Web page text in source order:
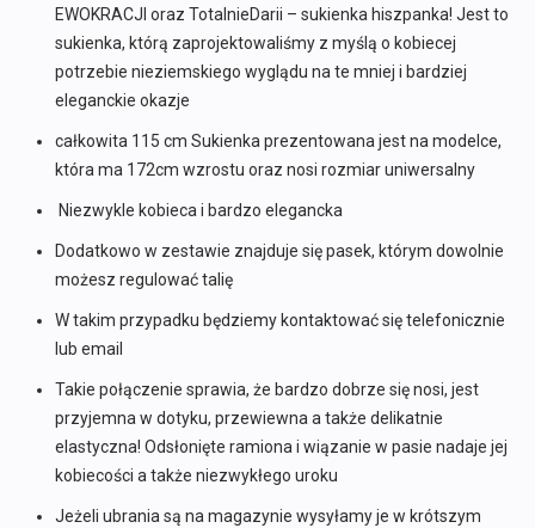
EWOKRACJI oraz TotalnieDarii – sukienka hiszpanka! Jest to
sukienka, którą zaprojektowaliśmy z myślą o kobiecej
potrzebie nieziemskiego wyglądu na te mniej i bardziej
eleganckie okazje
całkowita 115 cm Sukienka prezentowana jest na modelce,
która ma 172cm wzrostu oraz nosi rozmiar uniwersalny
Niezwykle kobieca i bardzo elegancka
Dodatkowo w zestawie znajduje się pasek, którym dowolnie
możesz regulować talię
W takim przypadku będziemy kontaktować się telefonicznie
lub email
Takie połączenie sprawia, że bardzo dobrze się nosi, jest
przyjemna w dotyku, przewiewna a także delikatnie
elastyczna! Odsłonięte ramiona i wiązanie w pasie nadaje jej
kobiecości a także niezwykłego uroku
Jeżeli ubrania są na magazynie wysyłamy je w krótszym